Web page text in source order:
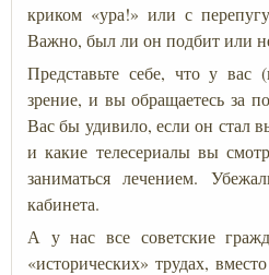
криком «ура!» или с
Важно, был ли он подбит или
Представьте себе, что у вас
зрение, и вы обращаетесь за
Вас бы удивило, если он стал
и какие телесериалы вы
заниматься лечением.
кабинета.
А у нас все советские
«исторических» трудах,